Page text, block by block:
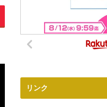
リンク